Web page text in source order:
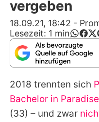
Alle
vergeben
18.09.21, 18:42 -
Lesezeit: 1 min
2018 trennten sich
Bachelor in Paradise
(33) – und zwar